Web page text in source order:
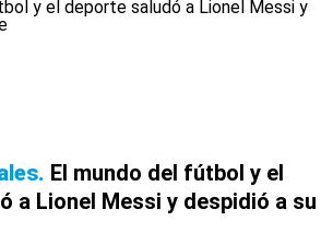
El mundo del fútbol y el
a Lionel Messi y despidió a su